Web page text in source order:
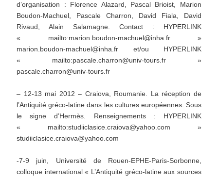
d’organisation : Florence Alazard, Pascal Brioist, Marion
Boudon-Machuel, Pascale Charron, David Fiala, David
Rivaud, Alain Salamagne. Contact : HYPERLINK
« mailto:marion.boudon-machuel@inha.fr »
marion.boudon-machuel@inha.fr et/ou HYPERLINK
« mailto:pascale.charron@univ-tours.fr »
pascale.charron@univ-tours.fr
– 12-13 mai 2012 – Craiova, Roumanie. La réception de
l’Antiquité gréco-latine dans les cultures européennes. Sous
le signe d’Hermès. Renseignements : HYPERLINK
« mailto:studiiclasice.craiova@yahoo.com »
studiiclasice.craiova@yahoo.com
-7-9 juin, Université de Rouen-EPHE-Paris-Sorbonne,
colloque international « L’Antiquité gréco-latine aux sources